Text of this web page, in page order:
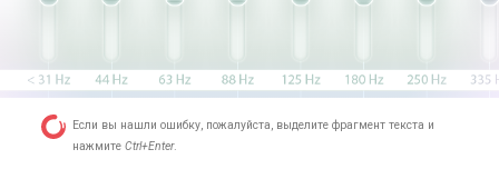
Если вы нашли ошибку, пожалуйста, выделите фрагмент текста и
нажмите Ctrl+Enter.